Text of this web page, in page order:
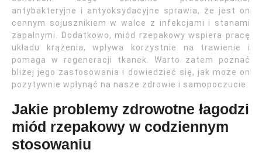
antybakteryjne i antyoksydacyjne sprawia, że jest on
cennym sojusznikiem w walce z infekcjami i stanami
zapalnymi. Dodatkowo, miód rzepakowy wspiera pracę
układu krążenia, wpływa korzystnie na trawienie i
pomaga w regeneracji tkanek. Warto zatem poznać
bliżej jego zastosowania i dowiedzieć się, jak może on
pozytywnie wpłynąć na nasze zdrowie i samopoczucie.
Jakie problemy zdrowotne łagodzi
miód rzepakowy w codziennym
stosowaniu